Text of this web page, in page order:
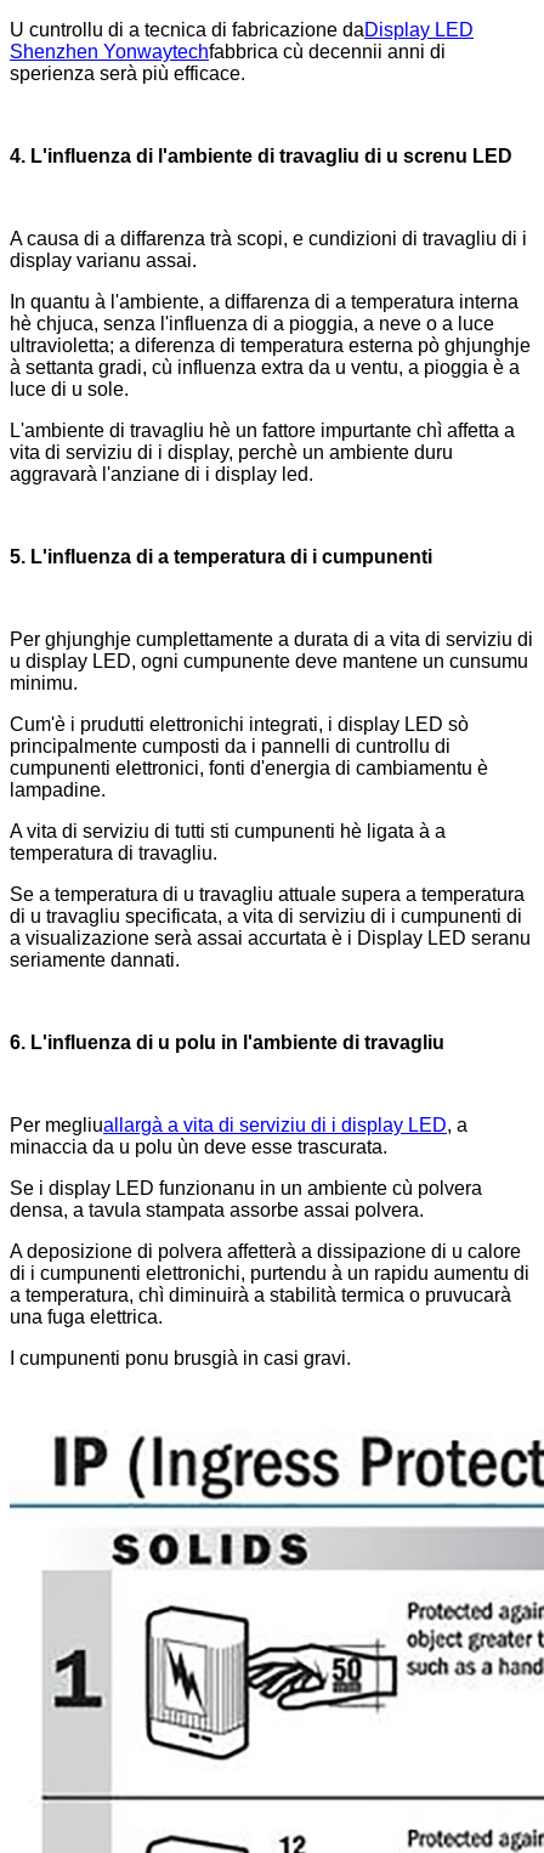
U cuntrollu di a tecnica di fabricazione daDisplay LED
Shenzhen Yonwaytechfabbrica cù decennii anni di
sperienza serà più efficace.
4. L'influenza di l'ambiente di travagliu di u screnu LED
A causa di a diffarenza trà scopi, e cundizioni di travagliu di i
display varianu assai.
In quantu à l'ambiente, a diffarenza di a temperatura interna
hè chjuca, senza l'influenza di a pioggia, a neve o a luce
ultravioletta; a diferenza di temperatura esterna pò ghjunghje
à settanta gradi, cù influenza extra da u ventu, a pioggia è a
luce di u sole.
L'ambiente di travagliu hè un fattore impurtante chì affetta a
vita di serviziu di i display, perchè un ambiente duru
aggravarà l'anziane di i display led.
5. L'influenza di a temperatura di i cumpunenti
Per ghjunghje cumplettamente a durata di a vita di serviziu di
u display LED, ogni cumpunente deve mantene un cunsumu
minimu.
Cum'è i prudutti elettronichi integrati, i display LED sò
principalmente cumposti da i pannelli di cuntrollu di
cumpunenti elettronici, fonti d'energia di cambiamentu è
lampadine.
A vita di serviziu di tutti sti cumpunenti hè ligata à a
temperatura di travagliu.
Se a temperatura di u travagliu attuale supera a temperatura
di u travagliu specificata, a vita di serviziu di i cumpunenti di
a visualizazione serà assai accurtata è i Display LED seranu
seriamente dannati.
6. L'influenza di u polu in l'ambiente di travagliu
Per megliuallargà a vita di serviziu di i display LED, a
minaccia da u polu ùn deve esse trascurata.
Se i display LED funzionanu in un ambiente cù polvera
densa, a tavula stampata assorbe assai polvera.
A deposizione di polvera affetterà a dissipazione di u calore
di i cumpunenti elettronichi, purtendu à un rapidu aumentu di
a temperatura, chì diminuirà a stabilità termica o pruvucarà
una fuga elettrica.
I cumpunenti ponu brusgià in casi gravi.